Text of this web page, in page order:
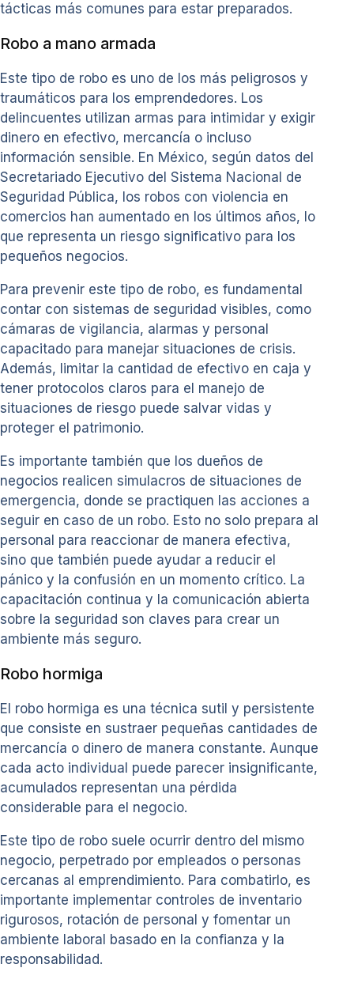
tácticas más comunes para estar preparados.
Robo a mano armada
Este tipo de robo es uno de los más peligrosos y
traumáticos para los emprendedores. Los
delincuentes utilizan armas para intimidar y exigir
dinero en efectivo, mercancía o incluso
información sensible. En México, según datos del
Secretariado Ejecutivo del Sistema Nacional de
Seguridad Pública, los robos con violencia en
comercios han aumentado en los últimos años, lo
que representa un riesgo significativo para los
pequeños negocios.
Para prevenir este tipo de robo, es fundamental
contar con sistemas de seguridad visibles, como
cámaras de vigilancia, alarmas y personal
capacitado para manejar situaciones de crisis.
Además, limitar la cantidad de efectivo en caja y
tener protocolos claros para el manejo de
situaciones de riesgo puede salvar vidas y
proteger el patrimonio.
Es importante también que los dueños de
negocios realicen simulacros de situaciones de
emergencia, donde se practiquen las acciones a
seguir en caso de un robo. Esto no solo prepara al
personal para reaccionar de manera efectiva,
sino que también puede ayudar a reducir el
pánico y la confusión en un momento crítico. La
capacitación continua y la comunicación abierta
sobre la seguridad son claves para crear un
ambiente más seguro.
Robo hormiga
El robo hormiga es una técnica sutil y persistente
que consiste en sustraer pequeñas cantidades de
mercancía o dinero de manera constante. Aunque
cada acto individual puede parecer insignificante,
acumulados representan una pérdida
considerable para el negocio.
Este tipo de robo suele ocurrir dentro del mismo
negocio, perpetrado por empleados o personas
cercanas al emprendimiento. Para combatirlo, es
importante implementar controles de inventario
rigurosos, rotación de personal y fomentar un
ambiente laboral basado en la confianza y la
responsabilidad.